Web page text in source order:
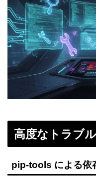
高度なトラブ
pip-tools による依